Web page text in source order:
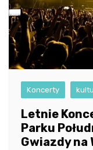
Koncerty
Letnie
Parku
Gwiazdy na